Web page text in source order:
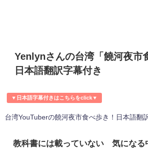
Yenlynさんの台湾「 饒河夜市
日本語翻訳字幕付き
▼日本語字幕付きはこちらをclick▼
台湾YouTuberの饒河夜市食べ歩き！日本語翻
教科書には載っていない 気になる